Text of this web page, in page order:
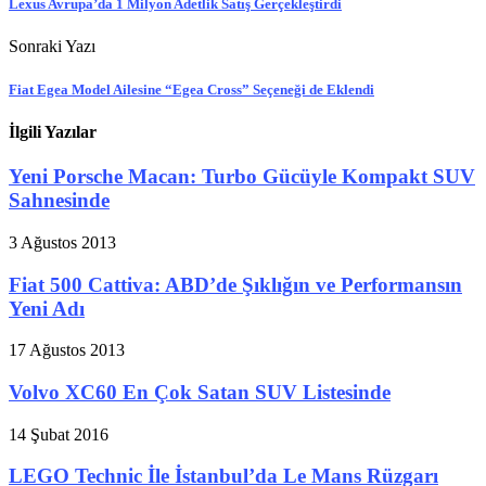
Lexus Avrupa’da 1 Milyon Adetlik Satış Gerçekleştirdi
Sonraki Yazı
Fiat Egea Model Ailesine “Egea Cross” Seçeneği de Eklendi
İlgili Yazılar
Yeni Porsche Macan: Turbo Gücüyle Kompakt SUV
Sahnesinde
3 Ağustos 2013
Fiat 500 Cattiva: ABD’de Şıklığın ve Performansın
Yeni Adı
17 Ağustos 2013
Volvo XC60 En Çok Satan SUV Listesinde
14 Şubat 2016
LEGO Technic İle İstanbul’da Le Mans Rüzgarı